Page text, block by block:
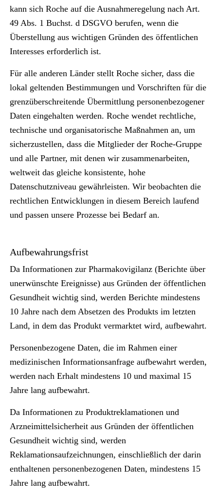
kann sich Roche auf die Ausnahmeregelung nach Art.
49 Abs. 1 Buchst. d DSGVO berufen, wenn die
Überstellung aus wichtigen Gründen des öffentlichen
Interesses erforderlich ist.
Für alle anderen Länder stellt Roche sicher, dass die
lokal geltenden Bestimmungen und Vorschriften für die
grenzüberschreitende Übermittlung personenbezogener
Daten eingehalten werden. Roche wendet rechtliche,
technische und organisatorische Maßnahmen an, um
sicherzustellen, dass die Mitglieder der Roche-Gruppe
und alle Partner, mit denen wir zusammenarbeiten,
weltweit das gleiche konsistente, hohe
Datenschutzniveau gewährleisten. Wir beobachten die
rechtlichen Entwicklungen in diesem Bereich laufend
und passen unsere Prozesse bei Bedarf an.
Aufbewahrungsfrist
Da Informationen zur Pharmakovigilanz (Berichte über
unerwünschte Ereignisse) aus Gründen der öffentlichen
Gesundheit wichtig sind, werden Berichte mindestens
10 Jahre nach dem Absetzen des Produkts im letzten
Land, in dem das Produkt vermarktet wird, aufbewahrt.
Personenbezogene Daten, die im Rahmen einer
medizinischen Informationsanfrage aufbewahrt werden,
werden nach Erhalt mindestens 10 und maximal 15
Jahre lang aufbewahrt.
Da Informationen zu Produktreklamationen und
Arzneimittelsicherheit aus Gründen der öffentlichen
Gesundheit wichtig sind, werden
Reklamationsaufzeichnungen, einschließlich der darin
enthaltenen personenbezogenen Daten, mindestens 15
Jahre lang aufbewahrt.